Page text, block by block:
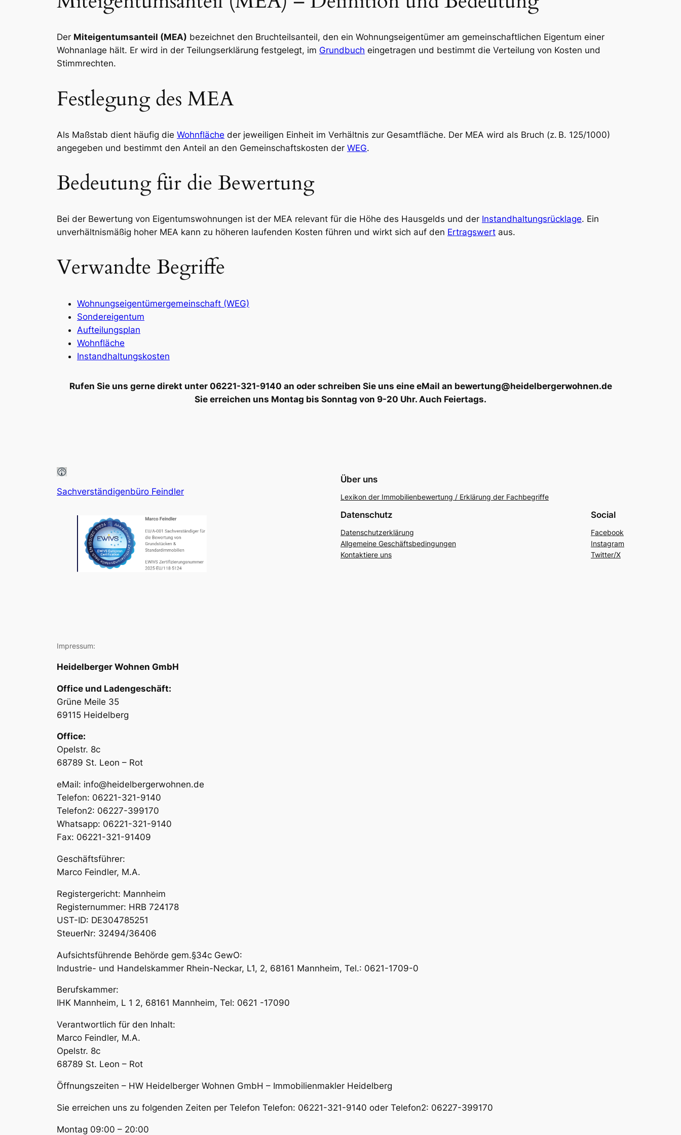
Der Miteigentumsanteil (MEA) bezeichnet den Bruchteilsanteil, den ein Wohnungseigentümer am gemeinschaftlichen Eigentum einer
Wohnanlage hält. Er wird in der Teilungserklärung festgelegt, im Grundbuch eingetragen und bestimmt die Verteilung von Kosten und
Stimmrechten.
Festlegung des MEA
Als Maßstab dient häufig die Wohnfläche der jeweiligen Einheit im Verhältnis zur Gesamtfläche. Der MEA wird als Bruch (z. B. 125/1000)
angegeben und bestimmt den Anteil an den Gemeinschaftskosten der WEG.
Bedeutung für die Bewertung
Bei der Bewertung von Eigentumswohnungen ist der MEA relevant für die Höhe des Hausgelds und der Instandhaltungsrücklage. Ein
unverhältnismäßig hoher MEA kann zu höheren laufenden Kosten führen und wirkt sich auf den Ertragswert aus.
Verwandte Begriffe
Wohnungseigentümergemeinschaft (WEG)
Sondereigentum
Aufteilungsplan
Wohnfläche
Instandhaltungskosten
Rufen Sie uns gerne direkt unter 06221-321-9140 an oder schreiben Sie uns eine eMail an bewertung@heidelbergerwohnen.de
Sie erreichen uns Montag bis Sonntag von 9-20 Uhr. Auch Feiertags.
Sachverständigenbüro Feindler
Über uns
Lexikon der Immobilienbewertung / Erklärung der Fachbegriffe
Datenschutz
Datenschutzerklärung
Allgemeine Geschäftsbedingungen
Kontaktiere uns
Social
Facebook
Instagram
Twitter/X
Impressum:
Heidelberger Wohnen GmbH
Office und Ladengeschäft:
Grüne Meile 35
69115 Heidelberg
Office:
Opelstr. 8c
68789 St. Leon – Rot
eMail: info@heidelbergerwohnen.de
Telefon: 06221-321-9140
Telefon2: 06227-399170
Whatsapp: 06221-321-9140
Fax: 06221-321-91409
Geschäftsführer:
Marco Feindler, M.A.
Registergericht: Mannheim
Registernummer: HRB 724178
UST-ID: DE304785251
SteuerNr: 32494/36406
Aufsichtsführende Behörde gem.§34c GewO:
Industrie- und Handelskammer Rhein-Neckar, L1, 2, 68161 Mannheim, Tel.: 0621-1709-0
Berufskammer:
IHK Mannheim, L 1 2, 68161 Mannheim, Tel: 0621 -17090
Verantwortlich für den Inhalt:
Marco Feindler, M.A.
Opelstr. 8c
68789 St. Leon – Rot
Öffnungszeiten – HW Heidelberger Wohnen GmbH – Immobilienmakler Heidelberg
Sie erreichen uns zu folgenden Zeiten per Telefon Telefon: 06221-321-9140 oder Telefon2: 06227-399170
Montag 09:00 – 20:00